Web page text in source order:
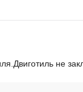
не